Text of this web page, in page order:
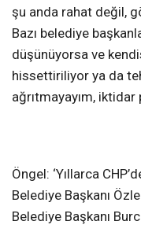
şu anda rahat değil,
Bazı belediye
düşünüyorsa ve
hissettiriliyor ya da
ağrıtmayayım,
Öngel: ‘Yıllarca
Belediye Başkanı
Belediye Başkanı